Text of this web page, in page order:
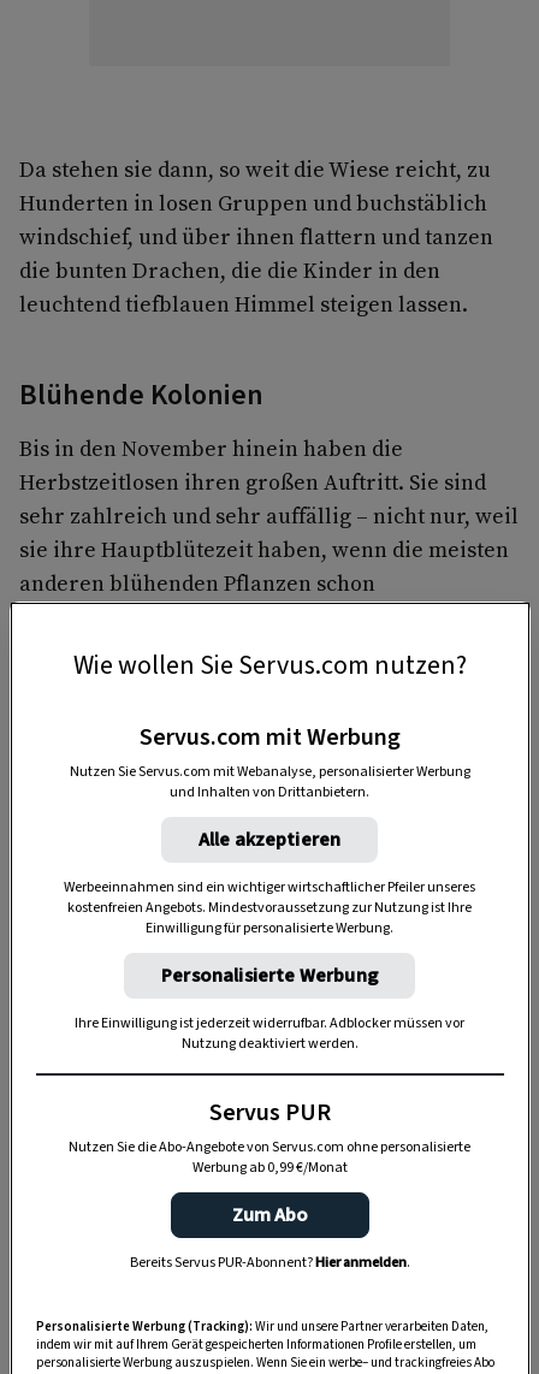
Da stehen sie dann, so weit die Wiese reicht, zu
Hunderten in losen Gruppen und buchstäblich
windschief, und über ihnen flattern und tanzen
die bunten Drachen, die die Kinder in den
leuchtend tiefblauen Himmel steigen lassen.
Blühende Kolonien
Bis in den November hinein haben die
Herbstzeitlosen ihren großen Auftritt. Sie sind
sehr zahlreich und sehr auffällig – nicht nur, weil
sie ihre Hauptblütezeit haben, wenn die meisten
anderen blühenden Pflanzen schon
offener, nicht alpiner Lage, auf der die
Herbstzeitlosen nicht auftauchen.
„Servus Garten“ auf WhatsApp
Nutzen Sie WhatsApp auf Ihrem Handy und lieben es, auf
dem Balkon, der Terrasse oder im Garten zu werkeln? In
unserem kostenlosen WhatsApp-Kanal finden Sie täglich
Tipps und Tricks für Garten, Terrasse, Balkon- und
Zimmerpflanzen.
Wie wollen Sie Servus.com nutzen?
Servus.com mit Werbung
Nutzen Sie Servus.com mit Webanalyse, personalisierter Werbung
und Inhalten von Drittanbietern.
Alle akzeptieren
Werbeeinnahmen sind ein wichtiger wirtschaftlicher Pfeiler unseres
kostenfreien Angebots. Mindestvoraussetzung zur Nutzung ist Ihre
Einwilligung für personalisierte Werbung.
Personalisierte Werbung
Ihre Einwilligung ist jederzeit widerrufbar. Adblocker müssen vor
Nutzung deaktiviert werden.
Servus PUR
Nutzen Sie die Abo-Angebote von Servus.com ohne personalisierte
Werbung ab 0,99 €/Monat
Zum Abo
Bereits Servus PUR-Abonnent?Hier anmelden.
Personalisierte Werbung (Tracking): Wir und unsere Partner verarbeiten Daten,
indem wir mit auf Ihrem Gerät gespeicherten Informationen Profile erstellen, um
personalisierte Werbung auszuspielen. Wenn Sie ein werbe– und trackingfreies Abo